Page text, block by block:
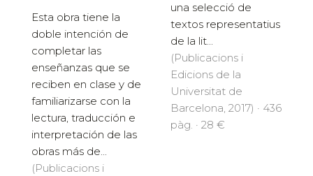
Esta obra tiene la
doble intención de
completar las
enseñanzas que se
reciben en clase y de
familiarizarse con la
lectura, traducción e
interpretación de las
obras más de...
(Publicacions i
una selecció de
textos representatius
de la lit...
(Publicacions i
Edicions de la
Universitat de
Barcelona, 2017) · 436
pàg. · 28 €